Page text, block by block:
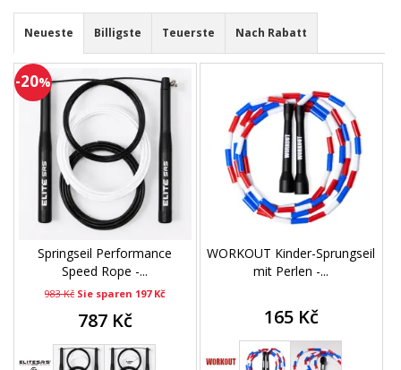
Neueste Billigste Teuerste Nach Rabatt
-20%
Springseil Performance
Speed Rope -...
983 Kč Sie sparen 197 Kč
787 Kč
WORKOUT Kinder-Sprungseil
mit Perlen -...
165 Kč